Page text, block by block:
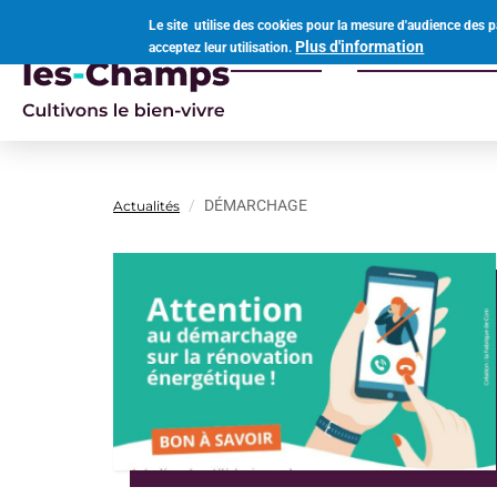
Le site utilise des cookies pour la mesure d'audience des
acceptez leur utilisation. Plus d'information
principal
principale
Votre mairie Vivre à
Actualités DÉMARCHAGE